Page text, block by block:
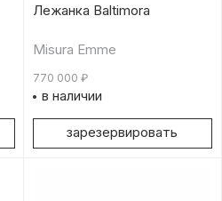
Лежанка Baltimora
Misura Emme
770 000 ₽
в наличии
зарезервировать